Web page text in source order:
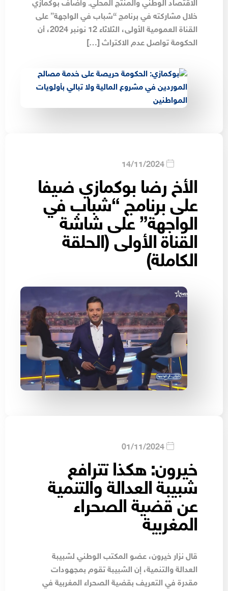
الاقتصاد الوطني والمنتج المحلي. وأضاف بوكمازي
خلال مشاركته في برنامج “شباب في الواجهة” على
القناة العمومية الأولى، الثلاثاء 12 نونبر 2024، أن
الحكومة تواصل عدم الاكتراث […]
14/11/2024
الأخ رضا بوكمازي ضيفا
على برنامج “شباب في
الواجهة” على شاشة
القناة الأولى (الحلقة
الكاملة)
01/11/2024
خيرون: هكذا تترافع
شبيبة العدالة والتنمية
عن قضية الصحراء
المغربية
قال نزار خيرون، عضو المكتب الوطني لشبيبة
العدالة والتنمية، إن الشبيبة تقوم بمجهودات
مقدرة في التعريف بقضية الصحراء المغربية في